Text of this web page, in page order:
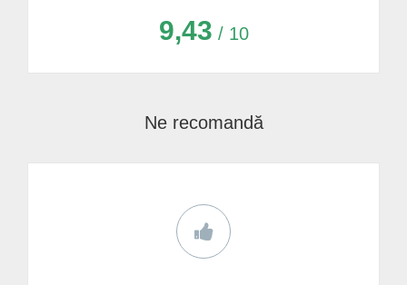
9,43 / 10
Ne recomandă